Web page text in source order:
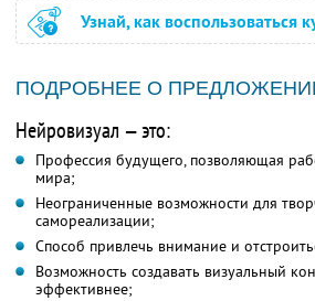
Узнай, как воспользоваться
ПОДРОБНЕЕ О
Нейровизуал — это:
Профессия будущего, позволяющая
мира;
Неограниченные возможности для
самореализации;
Способ привлечь внимание и
Возможность создавать визуальный
эффективнее;